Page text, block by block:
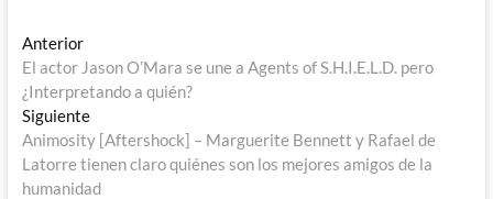
Navegación
de
entradas
AnteriorEntrada
anterior:
El actor Jason O’Mara se une a Agents of S.H.I.E.L.D. pero
¿Interpretando a quién?
SiguienteEntrada
siguiente:
Animosity [Aftershock] – Marguerite Bennett y Rafael de
Latorre tienen claro quiénes son los mejores amigos de la
humanidad